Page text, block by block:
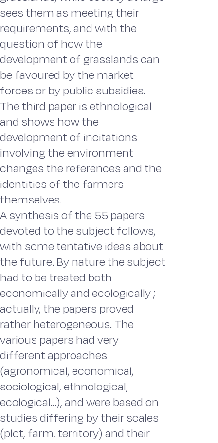
sees them as meeting their
requirements, and with the
question of how the
development of grasslands can
be favoured by the market
forces or by public subsidies.
The third paper is ethnological
and shows how the
development of incitations
involving the environment
changes the references and the
identities of the farmers
themselves.
A synthesis of the 55 papers
devoted to the subject follows,
with some tentative ideas about
the future. By nature the subject
had to be treated both
economically and ecologically ;
actually, the papers proved
rather heterogeneous. The
various papers had very
different approaches
(agronomical, economical,
sociological, ethnological,
ecological...), and were based on
studies differing by their scales
(plot, farm, territory) and their